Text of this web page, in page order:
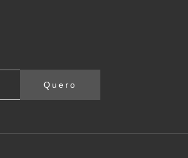
todas as peças que deseja.
Quero